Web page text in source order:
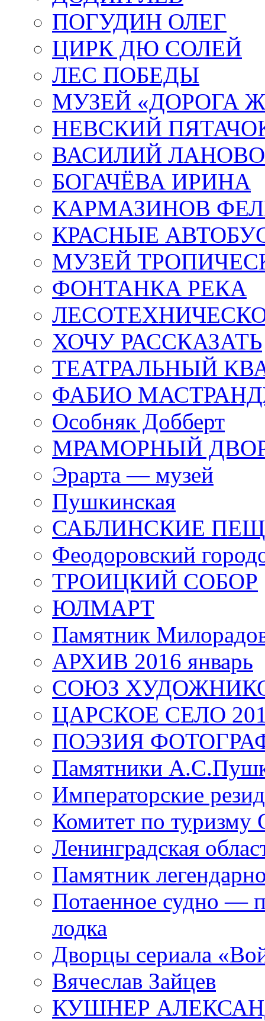
ПОГУДИН ОЛЕГ
ЦИРК ДЮ СОЛЕЙ
ЛЕС ПОБЕДЫ
МУЗЕЙ «ДОРОГА
НЕВСКИЙ
ВАСИЛИЙ
БОГАЧЁВА ИРИНА
КАРМАЗИНОВ
КРАСНЫЕ
МУЗЕЙ
ФОНТАНКА РЕКА
ХОЧУ РАССКАЗАТЬ
ТЕАТРАЛЬНЫЙ
ФАБИО
Особняк Добберт
МРАМОРНЫЙ
Эрарта — музей
Пушкинская
САБЛИНСКИЕ
Феодоровский
ТРОИЦКИЙ СОБОР
ЮЛМАРТ
Памятник
АРХИВ 2016 январь
СОЮЗ
ЦАРСКОЕ СЕЛО
ПОЭЗИЯ
Памятники
Императорские
Комитет по туризму
Ленинградская
Памятник
Потаенное судно —
лодка
Дворцы сериала
Вячеслав Зайцев
КУШНЕР